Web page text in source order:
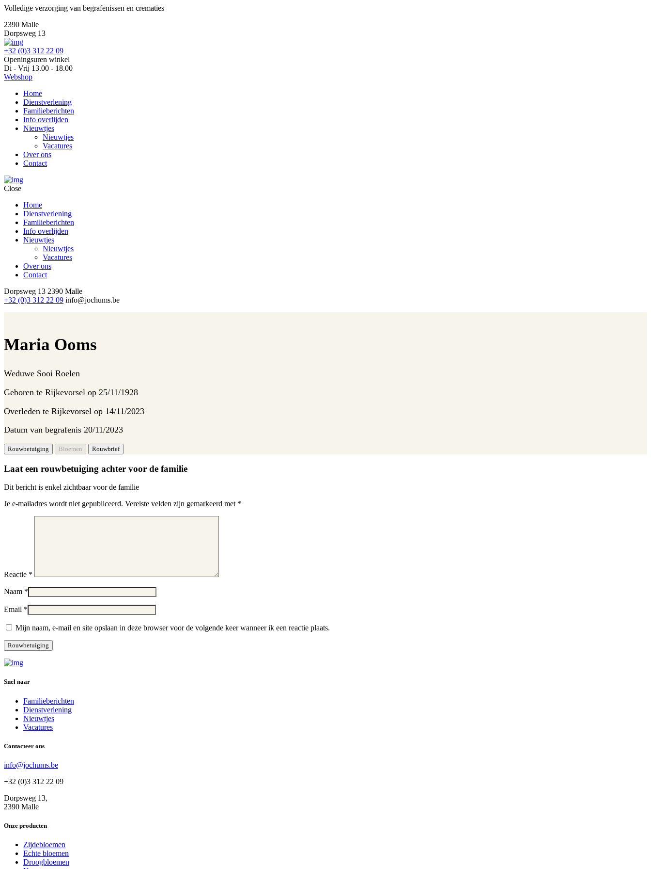
Volledige verzorging van begrafenissen en crematies
2390 Malle
Dorpsweg 13
+32 (0)3 312 22 09
Openingsuren winkel
Di - Vrij 13.00 - 18.00
Webshop
Home
Dienstverlening
Familieberichten
Info overlijden
Nieuwtjes
Nieuwtjes
Vacatures
Over ons
Contact
Close
Home
Dienstverlening
Familieberichten
Info overlijden
Nieuwtjes
Nieuwtjes
Vacatures
Over ons
Contact
Dorpsweg 13 2390 Malle
+32 (0)3 312 22 09 info@jochums.be
Maria Ooms
Weduwe Sooi Roelen
Geboren te Rijkevorsel op 25/11/1928
Overleden te Rijkevorsel op 14/11/2023
Datum van begrafenis 20/11/2023
Laat een rouwbetuiging achter voor de familie
Dit bericht is enkel zichtbaar voor de familie
Je e-mailadres wordt niet gepubliceerd. Vereiste velden zijn gemarkeerd met *
Reactie *
Naam *
Email *
Mijn naam, e-mail en site opslaan in deze browser voor de volgende keer wanneer ik een reactie plaats.
Snel naar
Familieberichten
Dienstverlening
Nieuwtjes
Vacatures
Contacteer ons
info@jochums.be
+32 (0)3 312 22 09
Dorpsweg 13,
2390 Malle
Onze producten
Zijdebloemen
Echte bloemen
Droogbloemen